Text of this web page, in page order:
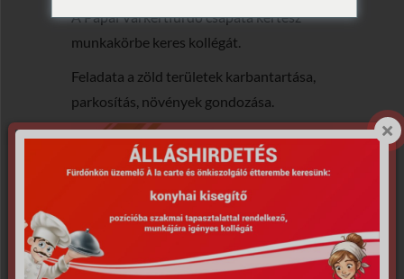
A Pápai Várkertfürdő csapata kertész
munkakörbe keres kollégát.
Feladata a zöld területek karbantartása,
parkosítás, növények gondozása.